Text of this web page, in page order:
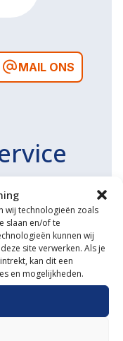
wij technologieën zoals
slaan en/of te
kunnen wij
site verwerken. Als je
kan dit een
en mogelijkheden.
MAIL ONS